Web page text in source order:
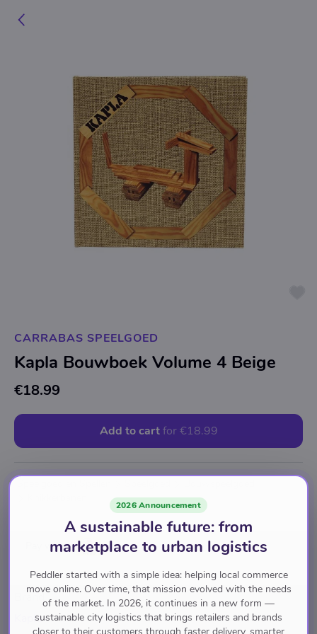
CARRABAS SPEELGOED
Kapla Bouwboek Volume 4 Beige
€18.99
Add to cart for €18.99
Pay with
Brand
Kapla
2026 Announcement
A sustainable future: from
marketplace to urban logistics
Peddler started with a simple idea: helping local commerce
move online. Over time, that mission evolved with the needs
of the market. In 2026, it continues in a new form —
sustainable city logistics that brings retailers and brands
closer to their customers through faster delivery, smarter